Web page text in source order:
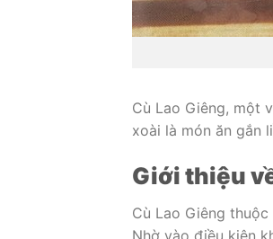
Cù Lao Giêng, một
xoài là món ăn gắn
Giới thiệu
Cù Lao Giêng
Nhờ vào điều kiện